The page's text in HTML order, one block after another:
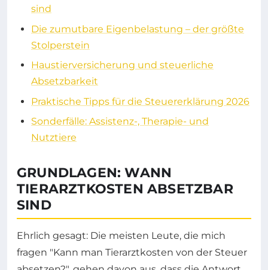
sind
Die zumutbare Eigenbelastung – der größte
Stolperstein
Haustierversicherung und steuerliche
Absetzbarkeit
Praktische Tipps für die Steuererklärung 2026
Sonderfälle: Assistenz-, Therapie- und
Nutztiere
GRUNDLAGEN: WANN
TIERARZTKOSTEN ABSETZBAR
SIND
Ehrlich gesagt: Die meisten Leute, die mich
fragen "Kann man Tierarztkosten von der Steuer